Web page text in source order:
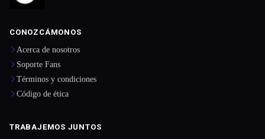
CONOZCÁMONOS
Acerca de nosotros
Soporte Fans
Términos y condiciones
Código de ética
TRABAJEMOS JUNTOS